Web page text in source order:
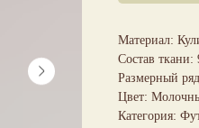
Материал:
Состав ткани:
Размерный
Цвет:
Категория: